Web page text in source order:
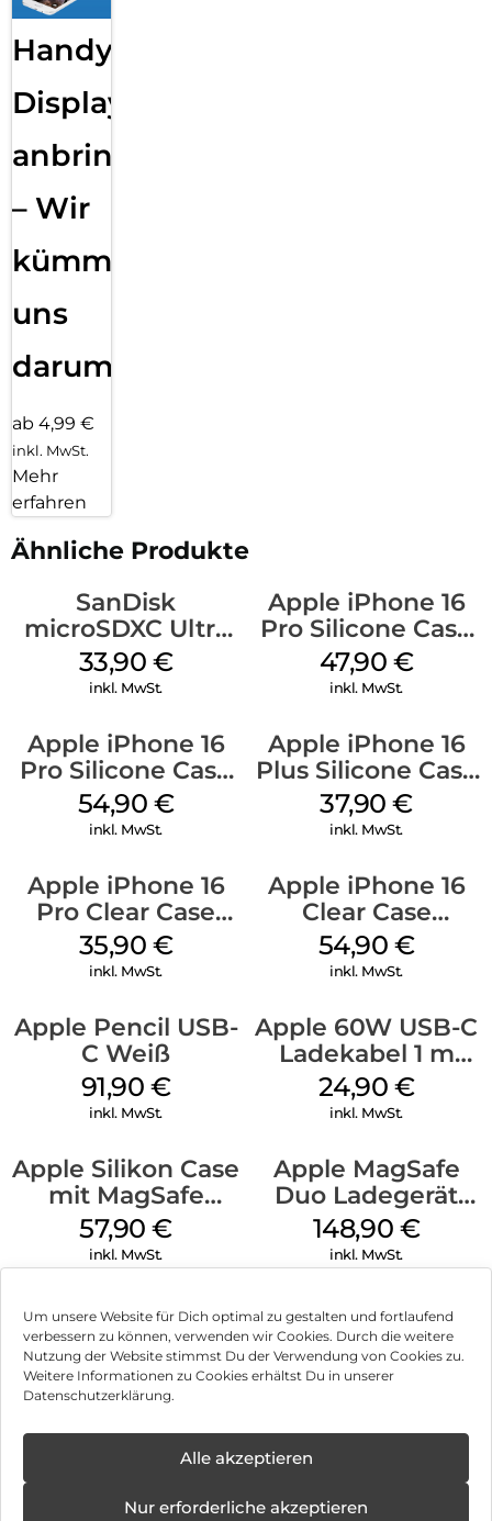
Um unsere Website für Dich optimal zu gestalten und fortlaufend
verbessern zu können, verwenden wir Cookies. Durch die weitere
Nutzung der Website stimmst Du der Verwendung von Cookies zu.
Weitere Informationen zu Cookies erhältst Du in unserer
Datenschutzerklärung.
Alle akzeptieren
Nur erforderliche akzeptieren
Handy
Displayfolie
anbringen
– Wir
kümmern
uns
darum!
ab 4,99 €
inkl. MwSt.
Mehr
erfahren
Ähnliche Produkte
SanDisk
microSDXC Ultra
128 GB + Adapter
Mobile
33,90 €
inkl. MwSt.
Apple iPhone 16
Pro Silicone Case
MagSafe Denim
47,90 €
inkl. MwSt.
Apple iPhone 16
Pro Silicone Case
MagSafe Black
54,90 €
inkl. MwSt.
Apple iPhone 16
Plus Silicone Case
MagSafe Lake
Green
37,90€
inkl. MwSt.
Apple iPhone 16
Pro Clear Case
MagSafe
Transparent
35,90 €
inkl. MwSt.
Apple iPhone 16
Clear Case
MagSafe
Transparent
54,90 €
inkl. MwSt.
Apple Pencil USB-
C Weiß
91,90 €
inkl. MwSt.
Apple 60W USB-C
Ladekabel 1 m
Weiß
24,90 €
inkl. MwSt.
Apple Silikon Case
mit MagSafe
iPhone 14 Pro
(PRODUCT)RED
57,90€
inkl. MwSt.
Apple MagSafe
Duo Ladegerät
Weiß
148,90 €
inkl. MwSt.
Impressum